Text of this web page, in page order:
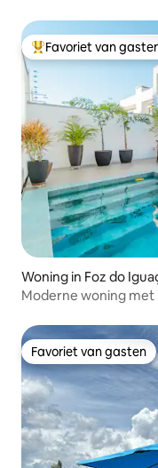
Topfavoriet van
Favoriet van
Woning in Foz do
Moderne woning met
Favoriet van gasten
Favoriet van gasten